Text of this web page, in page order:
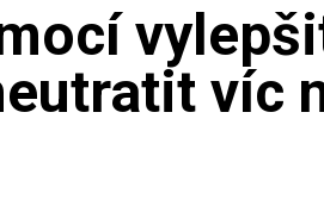
víc